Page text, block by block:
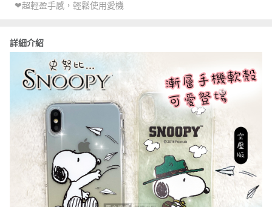
❤超輕盈手感，輕鬆使用愛機
詳細介紹